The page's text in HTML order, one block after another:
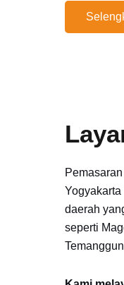
daerah
seperti